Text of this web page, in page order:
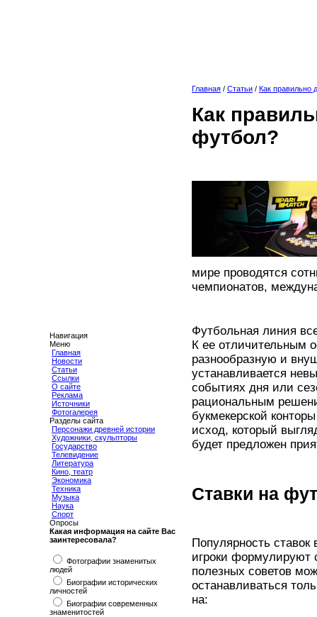
Навигация
Меню
Главная
Новости
Статьи
Ссылки
О сайте
Реклама
Источники
Фотогалерея
Разделы сайта
Персонажи древней истории
Художники, скульпторы
Государство
Телевидение
Литература
Кино, театр
Экономика
Техника
Музыка
Наука
Спорт
Опросы
Какая информация на сайте Вас
заинтересовала?
Фотографии знаменитых
людей
Биографии исторических
личностей
Биографии современных
знаменитостей
Главная / Статьи / Как правильно
Как
футбол?
мире проводятся
чемпионатов,
Футбольная линия
К ее отличительным
разнообразную и
устанавливается
событиях дня или
рациональным
букмекерской
исход, который
будет предложен
Ставки на
Популярность
игроки формулируют
полезных советов
останавливаться
на: